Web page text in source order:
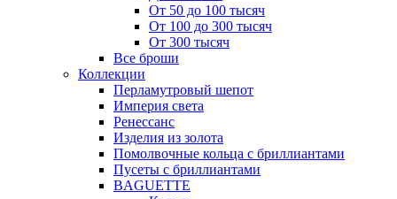
От 50 до 100 тысяч
От 100 до 300 тысяч
От 300 тысяч
Все броши
Коллекции
Перламутровый шепот
Империя света
Ренессанс
Изделия из золота
Помолвочные кольца с бриллиантами
Пусеты с бриллиантами
BAGUETTE